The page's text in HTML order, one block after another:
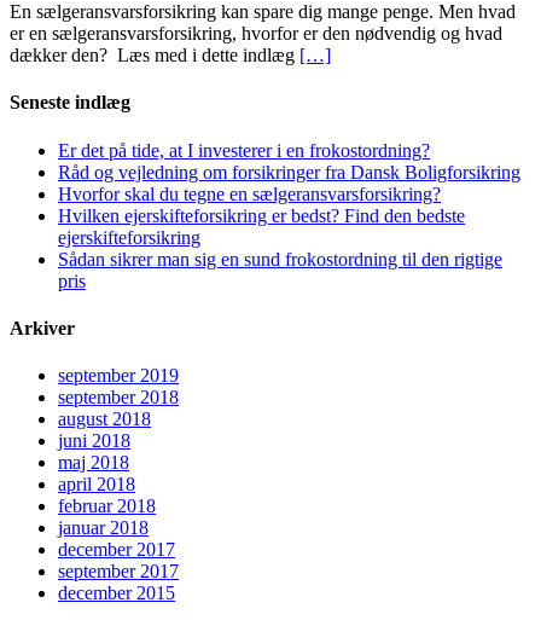
En sælgeransvarsforsikring kan spare dig mange penge. Men hvad
er en sælgeransvarsforsikring, hvorfor er den nødvendig og hvad
dækker den? Læs med i dette indlæg […]
Seneste indlæg
Er det på tide, at I investerer i en frokostordning?
Råd og vejledning om forsikringer fra Dansk Boligforsikring
Hvorfor skal du tegne en sælgeransvarsforsikring?
Hvilken ejerskifteforsikring er bedst? Find den bedste
ejerskifteforsikring
Sådan sikrer man sig en sund frokostordning til den rigtige
pris
Arkiver
september 2019
september 2018
august 2018
juni 2018
maj 2018
april 2018
februar 2018
januar 2018
december 2017
september 2017
december 2015